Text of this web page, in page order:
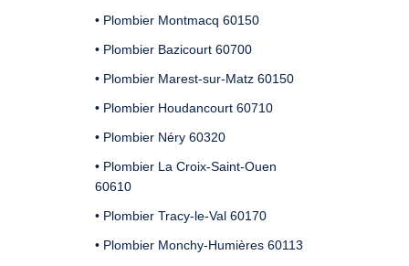
• Plombier Montmacq 60150
• Plombier Bazicourt 60700
• Plombier Marest-sur-Matz 60150
• Plombier Houdancourt 60710
• Plombier Néry 60320
• Plombier La Croix-Saint-Ouen
60610
• Plombier Tracy-le-Val 60170
• Plombier Monchy-Humières 60113